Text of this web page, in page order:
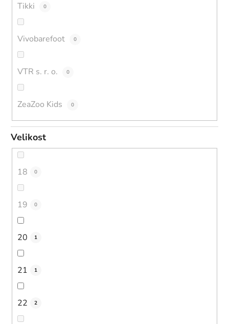
Tikki 0
Vivobarefoot 0
VTR s. r. o. 0
ZeaZoo Kids 0
Velikost
18 0
19 0
20 1
21 1
22 2